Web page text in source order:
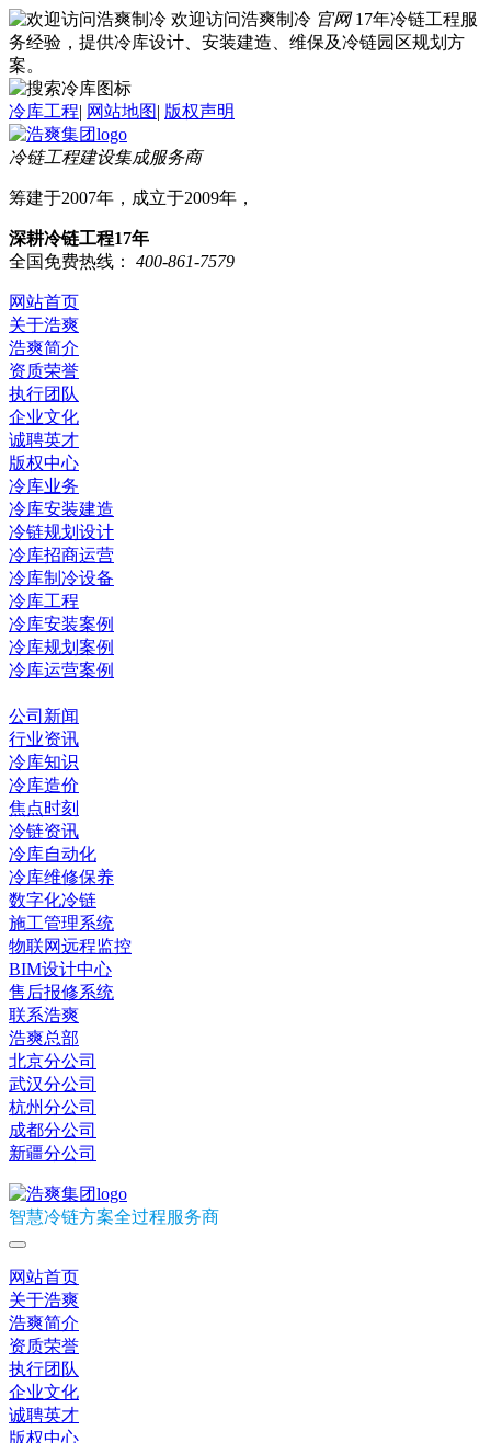
欢迎访问浩爽制冷 官网 17年冷链工程服
务经验，提供冷库设计、安装建造、维保及冷链园区规划方
案。
冷库工程| 网站地图| 版权声明
冷链工程建设集成服务商
筹建于2007年，成立于2009年，
深耕冷链工程17年
全国免费热线：
400-861-7579
网站首页
关于浩爽
浩爽简介
资质荣誉
执行团队
企业文化
诚聘英才
版权中心
冷库业务
冷库安装建造
冷链规划设计
冷库招商运营
冷库制冷设备
冷库工程
冷库安装案例
冷库规划案例
冷库运营案例
公司新闻
行业资讯
冷库知识
冷库造价
焦点时刻
冷链资讯
冷库自动化
冷库维修保养
数字化冷链
施工管理系统
物联网远程监控
BIM设计中心
售后报修系统
联系浩爽
浩爽总部
北京分公司
武汉分公司
杭州分公司
成都分公司
新疆分公司
智慧冷链方案全过程服务商
网站首页
关于浩爽
浩爽简介
资质荣誉
执行团队
企业文化
诚聘英才
版权中心